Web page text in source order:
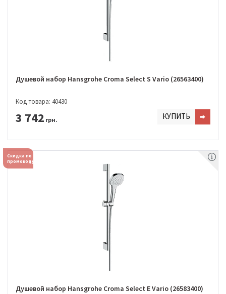
Душевой набор Hansgrohe Croma Select S Vario (26563400)
Код товара: 40430
3 742 грн. КУПИТЬ
Скидка по
промокоду
Душевой набор Hansgrohe Croma Select E Vario (26583400)